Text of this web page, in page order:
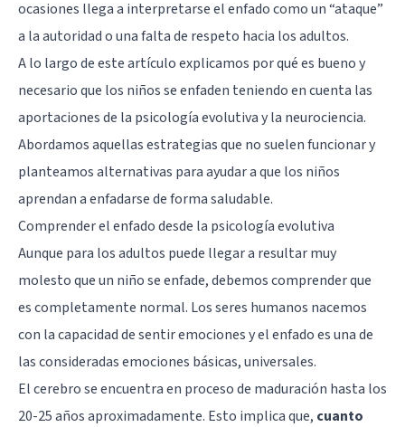
ocasiones llega a interpretarse el enfado como un “ataque”
a la autoridad o una falta de respeto hacia los adultos.
A lo largo de este artículo explicamos por qué es bueno y
necesario que los niños se enfaden teniendo en cuenta las
aportaciones de la psicología evolutiva y la neurociencia.
Abordamos aquellas estrategias que no suelen funcionar y
planteamos alternativas para ayudar a que los niños
aprendan a enfadarse de forma saludable.
Comprender el enfado desde la psicología evolutiva
Aunque para los adultos puede llegar a resultar muy
molesto que un niño se enfade, debemos comprender que
es completamente normal. Los seres humanos nacemos
con la capacidad de sentir emociones y el enfado es una de
las consideradas emociones básicas, universales.
El cerebro se encuentra en proceso de maduración hasta los
20-25 años aproximadamente. Esto implica que, cuanto